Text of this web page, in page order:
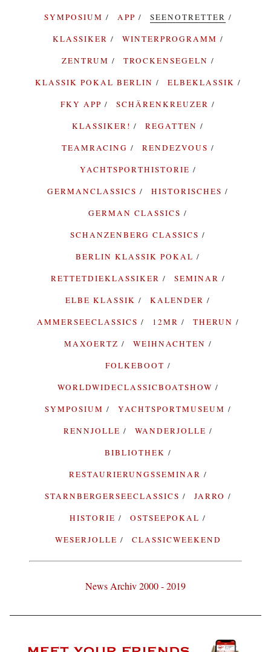
SYMPOSIUM
APP
SEENOTRETTER
KLASSIKER
WINTERPROGRAMM
ZENTRUM
TROCKENSEGELN
KLASSIK POKAL BERLIN
ELBEKLASSIK
FKY APP
SCHÄRENKREUZER
KLASSIKER!
REGATTEN
TEAMRACING
RENDEZVOUS
YACHTSPORTHISTORIE
GERMANCLASSICS
HISTORISCHES
GERMAN CLASSICS
SCHANZENBERG CLASSICS
BERLIN KLASSIK POKAL
RETTETDIEKLASSIKER
SEMINAR
ELBE KLASSIK
KALENDER
AMMERSEECLASSICS
12MR
THERUN
MAXOERTZ
WEIHNACHTEN
FOLKEBOOT
WORLDWIDECLASSICBOATSHOW
SYMPOSIUM
YACHTSPORTMUSEUM
RENNJOLLE
WANDERJOLLE
BIBLIOTHEK
RESTAURIERUNGSSEMINAR
STARNBERGERSEECLASSICS
JARRO
HISTORIE
OSTSEEPOKAL
WESERJOLLE
CLASSICWEEKEND
News Archiv 2000 - 2019